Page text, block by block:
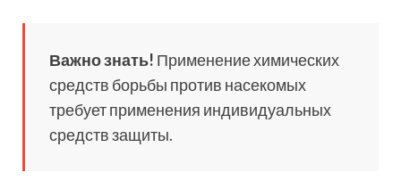
Важно знать! Применение химических
средств борьбы против насекомых
требует применения индивидуальных
средств защиты.